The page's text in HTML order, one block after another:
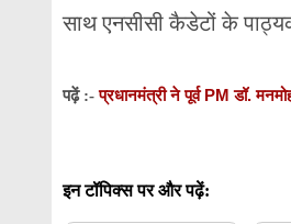
साथ एनसीसी कैडेटों के
पढ़ें :-प्रधानमंत्री ने पूर्व PM डॉ.
इन टॉपिक्स पर और पढ़ें: